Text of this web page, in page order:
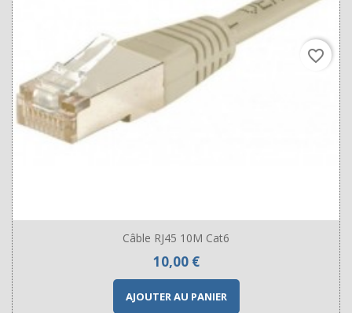
Câble RJ45 10M Cat6
Prix
10,00 €
AJOUTER AU PANIER
favorite_border